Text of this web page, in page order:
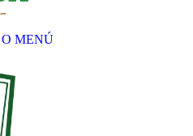
O MENÚ